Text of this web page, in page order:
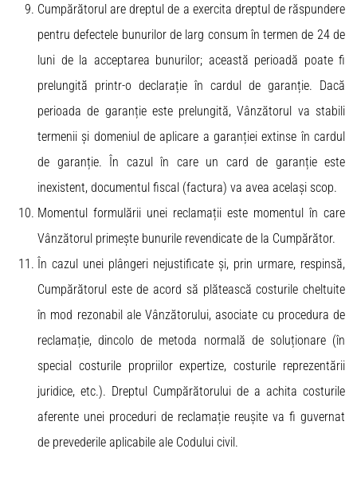
Cumpărătorul are dreptul de a exercita dreptul de răspundere
pentru defectele bunurilor de larg consum în termen de 24 de
luni de la acceptarea bunurilor; această perioadă poate fi
prelungită printr-o declarație în cardul de garanție. Dacă
perioada de garanție este prelungită, Vânzătorul va stabili
termenii și domeniul de aplicare a garanției extinse în cardul
de garanție. În cazul în care un card de garanție este
inexistent, documentul fiscal (factura) va avea același scop.
Momentul formulării unei reclamații este momentul în care
Vânzătorul primește bunurile revendicate de la Cumpărător.
În cazul unei plângeri nejustificate și, prin urmare, respinsă,
Cumpărătorul este de acord să plătească costurile cheltuite
în mod rezonabil ale Vânzătorului, asociate cu procedura de
reclamație, dincolo de metoda normală de soluționare (în
special costurile propriilor expertize, costurile reprezentării
juridice, etc.). Dreptul Cumpărătorului de a achita costurile
aferente unei proceduri de reclamație reușite va fi guvernat
de prevederile aplicabile ale Codului civil.